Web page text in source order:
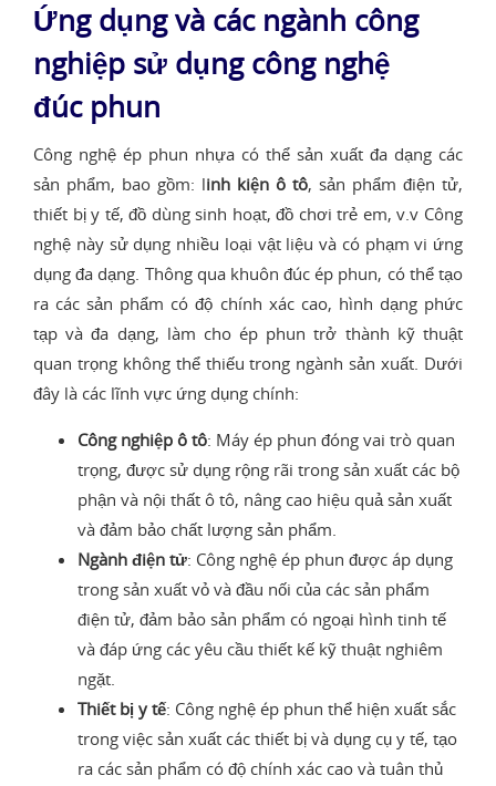
Ứng dụng và các ngành công
nghiệp sử dụng công nghệ
đúc phun
Công nghệ ép phun nhựa có thể sản xuất đa dạng các
sản phẩm, bao gồm: linh kiện ô tô, sản phẩm điện tử,
thiết bị y tế, đồ dùng sinh hoạt, đồ chơi trẻ em, v.v Công
nghệ này sử dụng nhiều loại vật liệu và có phạm vi ứng
dụng đa dạng. Thông qua khuôn đúc ép phun, có thể tạo
ra các sản phẩm có độ chính xác cao, hình dạng phức
tạp và đa dạng, làm cho ép phun trở thành kỹ thuật
quan trọng không thể thiếu trong ngành sản xuất. Dưới
đây là các lĩnh vực ứng dụng chính:
Công nghiệp ô tô: Máy ép phun đóng vai trò quan
trọng, được sử dụng rộng rãi trong sản xuất các bộ
phận và nội thất ô tô, nâng cao hiệu quả sản xuất
và đảm bảo chất lượng sản phẩm.
Ngành điện tử: Công nghệ ép phun được áp dụng
trong sản xuất vỏ và đầu nối của các sản phẩm
điện tử, đảm bảo sản phẩm có ngoại hình tinh tế
và đáp ứng các yêu cầu thiết kế kỹ thuật nghiêm
ngặt.
Thiết bị y tế: Công nghệ ép phun thể hiện xuất sắc
trong việc sản xuất các thiết bị và dụng cụ y tế, tạo
ra các sản phẩm có độ chính xác cao và tuân thủ